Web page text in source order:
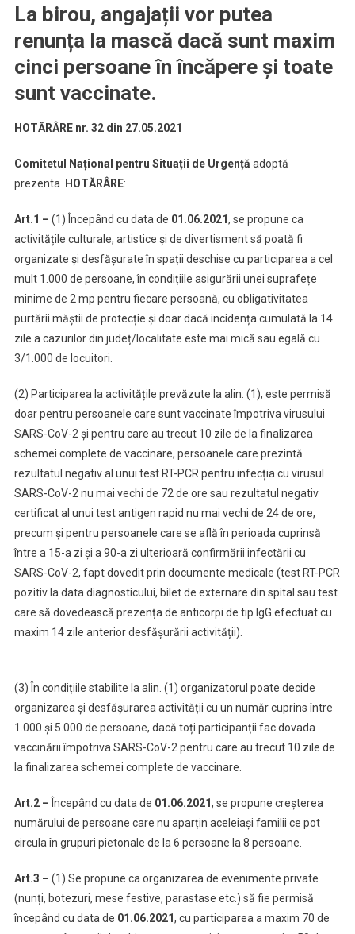
La birou, angajații vor putea
renunța la mască dacă sunt maxim
cinci persoane în încăpere și toate
sunt vaccinate.
HOTĂRÂRE nr. 32 din 27.05.2021
Comitetul Național pentru Situații de Urgență adoptă
prezenta HOTĂRÂRE:
Art.1 – (1) Începând cu data de 01.06.2021, se propune ca
activitățile culturale, artistice și de divertisment să poată fi
organizate și desfășurate în spații deschise cu participarea a cel
mult 1.000 de persoane, în condițiile asigurării unei suprafețe
minime de 2 mp pentru fiecare persoană, cu obligativitatea
purtării măștii de protecție și doar dacă incidența cumulată la 14
zile a cazurilor din județ/localitate este mai mică sau egală cu
3/1.000 de locuitori.
(2) Participarea la activitățile prevăzute la alin. (1), este permisă
doar pentru persoanele care sunt vaccinate împotriva virusului
SARS-CoV-2 și pentru care au trecut 10 zile de la finalizarea
schemei complete de vaccinare, persoanele care prezintă
rezultatul negativ al unui test RT-PCR pentru infecția cu virusul
SARS-CoV-2 nu mai vechi de 72 de ore sau rezultatul negativ
certificat al unui test antigen rapid nu mai vechi de 24 de ore,
precum și pentru persoanele care se află în perioada cuprinsă
între a 15-a zi și a 90-a zi ulterioară confirmării infectării cu
SARS-CoV-2, fapt dovedit prin documente medicale (test RT-PCR
pozitiv la data diagnosticului, bilet de externare din spital sau test
care să dovedească prezența de anticorpi de tip IgG efectuat cu
maxim 14 zile anterior desfășurării activității).
(3) În condițiile stabilite la alin. (1) organizatorul poate decide
organizarea și desfășurarea activității cu un număr cuprins între
1.000 și 5.000 de persoane, dacă toți participanții fac dovada
vaccinării împotriva SARS-CoV-2 pentru care au trecut 10 zile de
la finalizarea schemei complete de vaccinare.
Art.2 – Începând cu data de 01.06.2021, se propune creșterea
numărului de persoane care nu aparțin aceleiași familii ce pot
circula în grupuri pietonale de la 6 persoane la 8 persoane.
Art.3 – (1) Se propune ca organizarea de evenimente private
(nunți, botezuri, mese festive, parastase etc.) să fie permisă
începând cu data de 01.06.2021, cu participarea a maxim 70 de